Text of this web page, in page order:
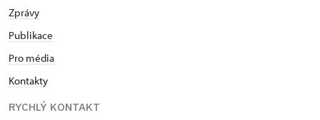
Zprávy
Publikace
Pro média
Kontakty
RYCHLÝ KONTAKT